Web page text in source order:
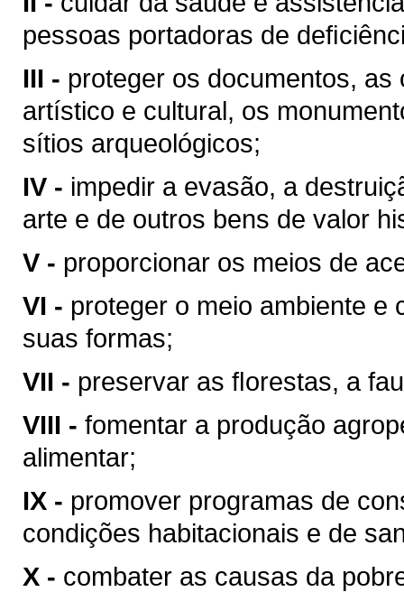
pessoas portadoras de
III - proteger os documentos,
artístico e cultural, os
sítios arqueológicos;
IV - impedir a evasão, a
arte e de outros bens de valor
V - proporcionar os meios de
VI - proteger o meio ambiente e
suas formas;
VII - preservar as ﬂorestas, a
VIII - fomentar a produção
alimentar;
IX - promover programas de
condições habitacionais e de
X - combater as causas da